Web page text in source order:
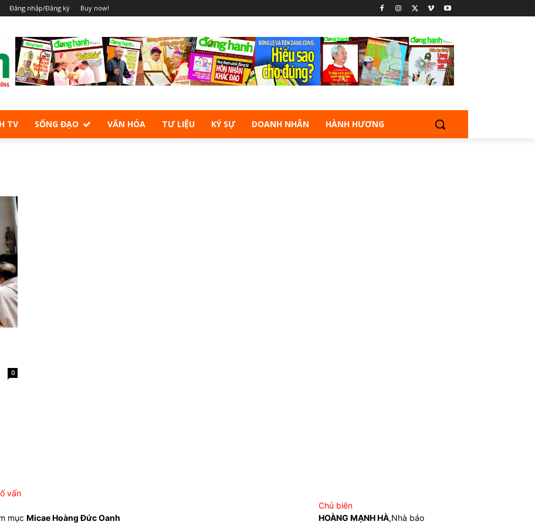
Đăng nhập/Đăng ký Buy now!
TV SỐNG ĐẠO VĂN HÓA TƯ LIỆU KÝ SỰ DOANH NHÂN HÀNH HƯƠNG
0
vấn
mụcMicae Hoàng Đức Oanh
Chủ biên
HOÀNG MẠNH HÀ,Nhà báo